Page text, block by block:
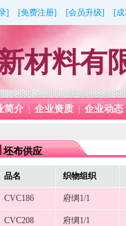
] [免费注册] [会员升级] [
材料有
简介 | 企业资质 企业动态
坯布供应
品名 织物组织
CVC186 府绸1/1
CVC208 府绸1/1